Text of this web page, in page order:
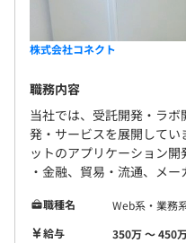
株式会社コネクト
職務内容
当社では、受託開発・ラ
発・サービスを展開してい
ットのアプリケーション
・金融、貿易・流通、メー
職種名
Web系・業務
給与
350万 〜 450